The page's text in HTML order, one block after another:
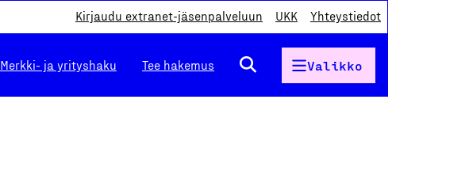
Kirjaudu extranet-jäsenpalveluun UKK Yhteystiedot
Merkki- ja yrityshaku Tee hakemus Valikko